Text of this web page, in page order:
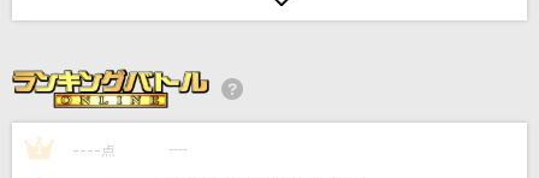
ノーチラス
愛麗絲(アリス)
米津玄師
1 ---- 点 ----